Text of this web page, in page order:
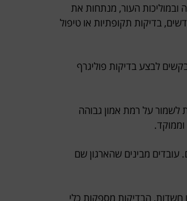
ובמוליכות העור, מנתחות את
בדיקות תקופתיות או טיפול
לבצע בדיקות פוליגרף
לשמור על רמת אמון גבוהה
עובדים מבינים שהארגון שם
חשדות, הבדיקות מספקות כלי